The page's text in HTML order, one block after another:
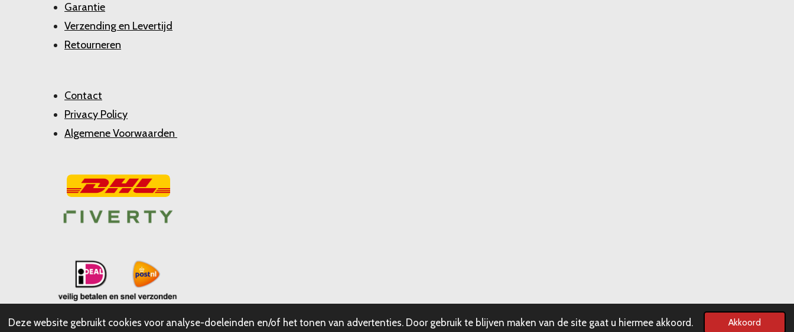
Deze website gebruikt cookies voor analyse-doeleinden en/of het tonen van advertenties. Door gebruik te blijven maken van de site gaat u hiermee akkoord. Akkoord
Garantie
Verzending en Levertijd
Retourneren
Contact
Privacy Policy
Algemene Voorwaarden